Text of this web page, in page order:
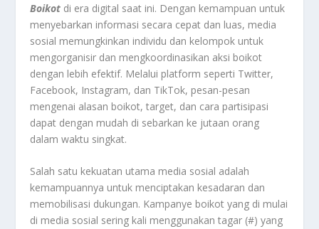
Boikot di era digital saat ini. Dengan kemampuan untuk
menyebarkan informasi secara cepat dan luas, media
sosial memungkinkan individu dan kelompok untuk
mengorganisir dan mengkoordinasikan aksi boikot
dengan lebih efektif. Melalui platform seperti Twitter,
Facebook, Instagram, dan TikTok, pesan-pesan
mengenai alasan boikot, target, dan cara partisipasi
dapat dengan mudah di sebarkan ke jutaan orang
dalam waktu singkat.
Salah satu kekuatan utama media sosial adalah
kemampuannya untuk menciptakan kesadaran dan
memobilisasi dukungan. Kampanye boikot yang di mulai
di media sosial sering kali menggunakan tagar (#) yang